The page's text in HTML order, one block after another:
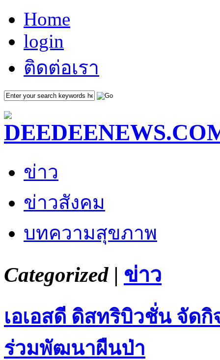
Home
login
ติดต่อเรา
ข่าว
ข่าวสังคม
บทความสุขภาพ
Categorized | ข่าว
เอเอสดี ดิสทริบิวชั่น จัดกิ
ร่วมพัฒนาผืนป่า